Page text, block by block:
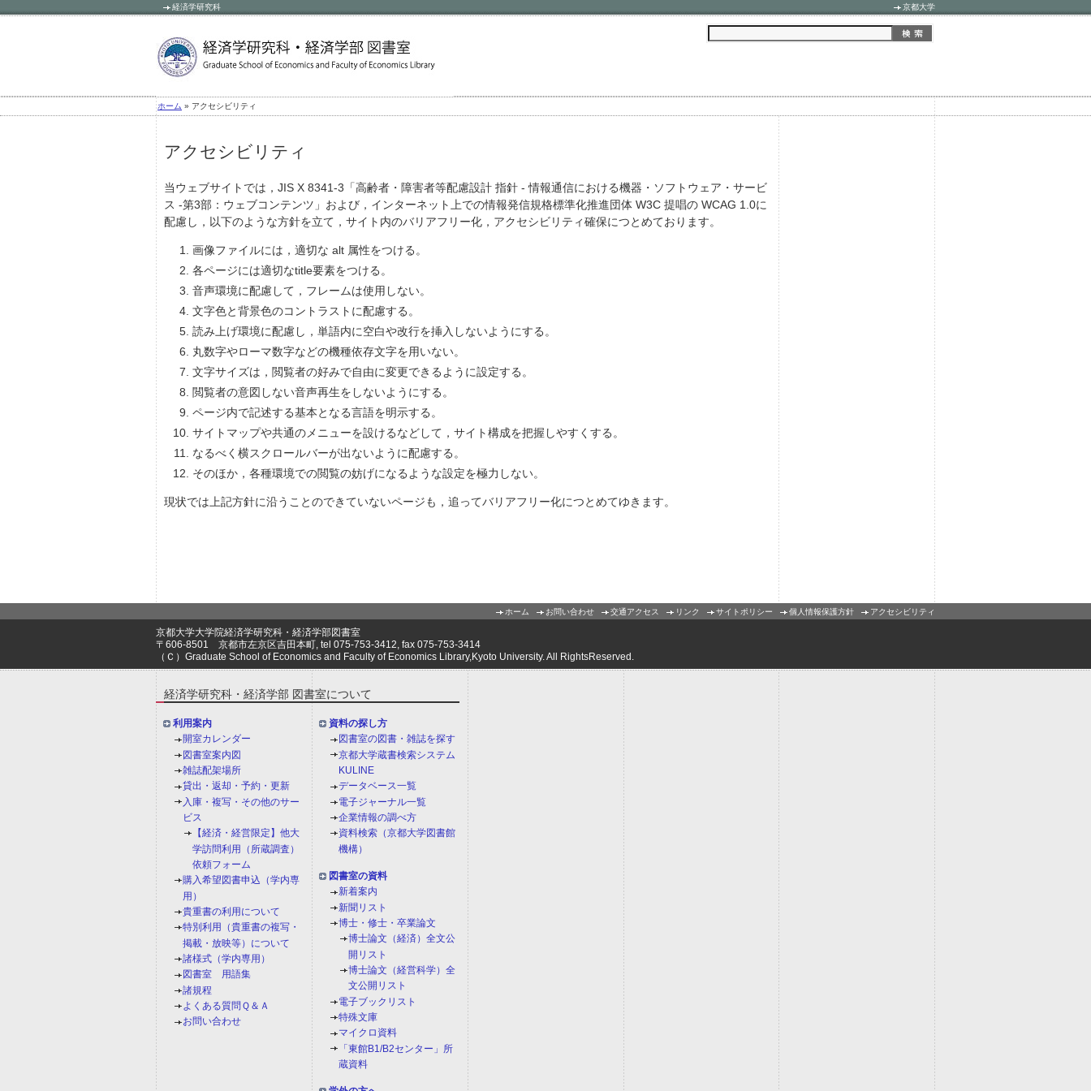
経済学研究科 京都大学
ホーム » アクセシビリティ
アクセシビリティ
当ウェブサイトでは，JIS X 8341-3「高齢者・障害者等配慮設計 指針 ‐ 情報通信における機器・ソフトウェア・サービ
ス ‐第3部：ウェブコンテンツ」および，インターネット上での情報発信規格標準化推進団体 W3C 提唱の WCAG 1.0に
配慮し，以下のような方針を立て，サイト内のバリアフリー化，アクセシビリティ確保につとめております。
画像ファイルには，適切な alt 属性をつける。
各ページには適切なtitle要素をつける。
音声環境に配慮して，フレームは使用しない。
文字色と背景色のコントラストに配慮する。
読み上げ環境に配慮し，単語内に空白や改行を挿入しないようにする。
丸数字やローマ数字などの機種依存文字を用いない。
文字サイズは，閲覧者の好みで自由に変更できるように設定する。
閲覧者の意図しない音声再生をしないようにする。
ページ内で記述する基本となる言語を明示する。
サイトマップや共通のメニューを設けるなどして，サイト構成を把握しやすくする。
なるべく横スクロールバーが出ないように配慮する。
そのほか，各種環境での閲覧の妨げになるような設定を極力しない。
現状では上記方針に沿うことのできていないページも，追ってバリアフリー化につとめてゆきます。
ホーム お問い合わせ 交通アクセス リンク サイトポリシー 個人情報保護方針 アクセシビリティ
京都大学大学院経済学研究科・経済学部図書室
〒606-8501 京都市左京区吉田本町, tel 075-753-3412, fax 075-753-3414
（Ｃ）Graduate School of Economics and Faculty of Economics Library,Kyoto University. All RightsReserved.
経済学研究科・経済学部 図書室について
利用案内
開室カレンダー
図書室案内図
雑誌配架場所
貸出・返却・予約・更新
入庫・複写・その他のサー
ビス
【経済・経営限定】他大
学訪問利用（所蔵調査）
依頼フォーム
購入希望図書申込（学内専
用）
貴重書の利用について
特別利用（貴重書の複写・
掲載・放映等）について
諸様式（学内専用）
図書室 用語集
諸規程
よくある質問Ｑ＆Ａ
お問い合わせ
資料の探し方
図書室の図書・雑誌を探す
京都大学蔵書検索システム
KULINE
データベース一覧
電子ジャーナル一覧
企業情報の調べ方
資料検索（京都大学図書館
機構）
図書室の資料
新着案内
新聞リスト
博士・修士・卒業論文
博士論文（経済）全文公
開リスト
博士論文（経営科学）全
文公開リスト
電子ブックリスト
特殊文庫
マイクロ資料
「東館B1/B2センター」所
蔵資料